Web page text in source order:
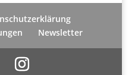
Newsletter